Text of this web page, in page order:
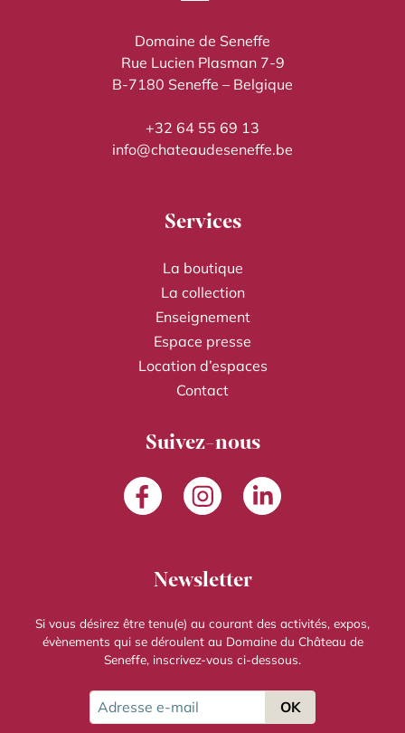
Domaine de Seneffe
Rue Lucien Plasman 7-9
B-7180 Seneffe – Belgique
+32 64 55 69 13
info@chateaudeseneffe.be
Services
La boutique
La collection
Enseignement
Espace presse
Location d’espaces
Contact
Suivez-nous
FacebookInstagramLinkedIn
Newsletter
Si vous désirez être tenu(e) au courant des activités, expos,
évènements qui se déroulent au Domaine du Château de
Seneffe, inscrivez-vous ci-dessous.
Adresse e-mail
OK